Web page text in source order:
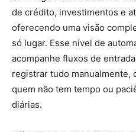
de crédito, investimentos e
oferecendo uma visão
só lugar. Esse nível de
acompanhe fluxos de
registrar tudo manualmente,
quem não tem tempo ou
diárias.